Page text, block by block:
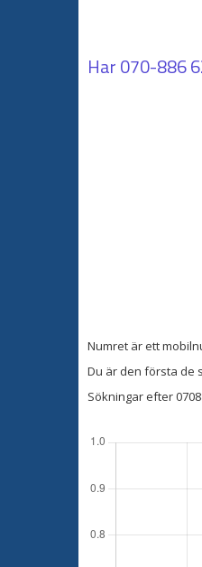
Har070-886
Numret är ett
Du är den första de
Sökningar efter